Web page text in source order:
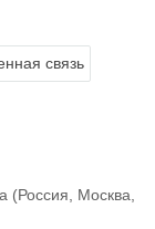
связь
(Россия, Москва,